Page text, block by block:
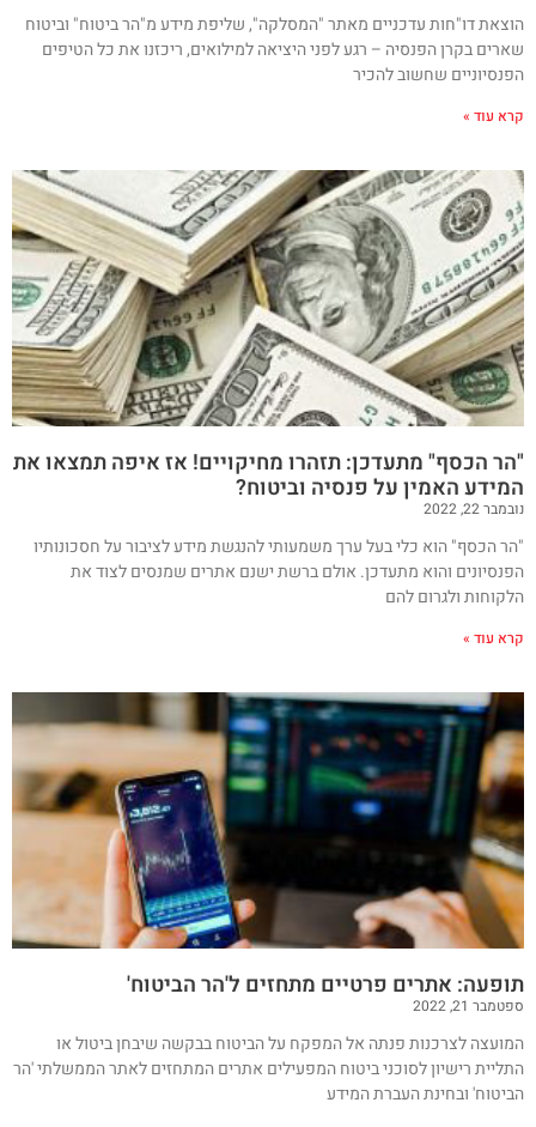
הוצאת דו"חות עדכניים מאתר "המסלקה", שליפת מידע מ"הר ביטוח" וביטוח
שארים בקרן הפנסיה – רגע לפני היציאה למילואים, ריכזנו את כל הטיפים
הפנסיוניים שחשוב להכיר
קרא עוד »
"הר הכסף" מתעדכן: תזהרו מחיקויים! אז איפה תמצאו את
המידע האמין על פנסיה וביטוח?
נובמבר 22, 2022
"הר הכסף" הוא כלי בעל ערך משמעותי להנגשת מידע לציבור על חסכונותיו
הפנסיונים והוא מתעדכן. אולם ברשת ישנם אתרים שמנסים לצוד את
הלקוחות ולגרום להם
קרא עוד »
תופעה: אתרים פרטיים מתחזים ל'הר הביטוח'
ספטמבר 21, 2022
המועצה לצרכנות פנתה אל המפקח על הביטוח בבקשה שיבחן ביטול או
התליית רישיון לסוכני ביטוח המפעילים אתרים המתחזים לאתר הממשלתי 'הר
הביטוח' ובחינת העברת המידע